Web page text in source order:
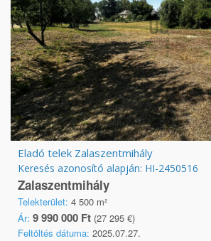
Eladó telek Zalaszentmihály
Keresés azonosító alapján: HI-2450516
Zalaszentmihály
Telekterület: 4 500 m²
Ár: 9 990 000 Ft (27 295 €)
Feltöltés dátuma: 2025.07.27.